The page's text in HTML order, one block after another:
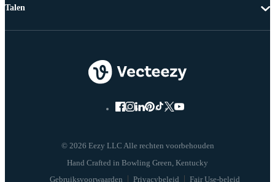
© 2026 Eezy LLC Alle rechten voorbehouden
Gebruiksvoorwaarden Privacybeleid Fair Use-beleid
Talen